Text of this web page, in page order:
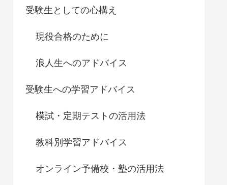
受験生としての心構え
現役合格のために
浪人生へのアドバイス
受験生への学習アドバイス
模試・定期テストの活用法
教科別学習アドバイス
オンライン予備校・塾の活用法